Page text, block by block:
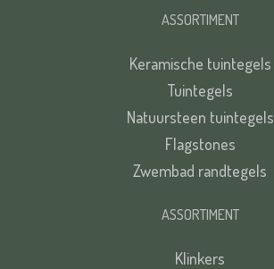
ASSORTIMENT
Keramische tuintegels
Tuintegels
Natuursteen tuintegels
Flagstones
Zwembad randtegels
ASSORTIMENT
Klinkers